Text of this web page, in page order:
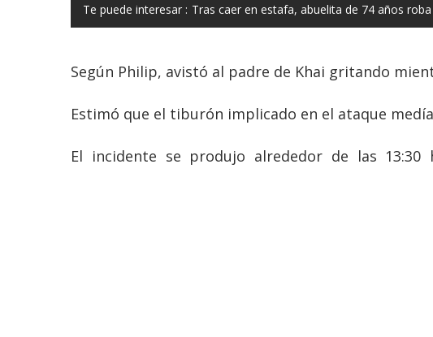
Te puede interesar : Tras caer en estafa, abuelita de 74 años
Según Philip, avistó al padre de Khai gritando
Estimó que el tiburón implicado en el ataque
El incidente se produjo alrededor de las